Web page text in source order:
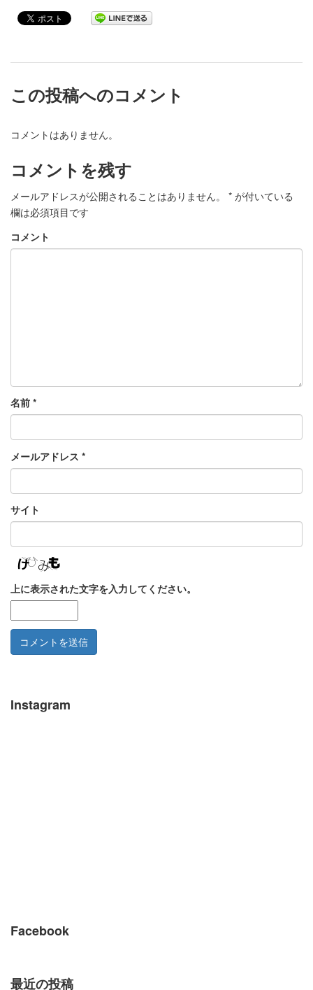
この投稿へのコメント
コメントはありません。
コメントを残す
メールアドレスが公開されることはありません。 * が付いている
欄は必須項目です
コメント
名前 *
メールアドレス *
サイト
上に表示された文字を入力してください。
Instagram
Facebook
最近の投稿